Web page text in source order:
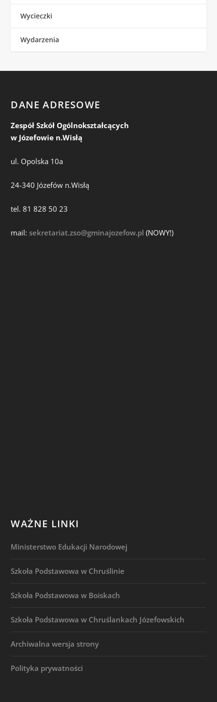
Wycieczki
Wydarzenia
DANE ADRESOWE
Zespół Szkół Ogólnokształcących
w Józefowie n.Wisłą
ul. Opolska 10a
24-340 Józefów n.Wisłą
tel. 81 828 50 23
mail:sekretariat.zso@gminajozefow.pl (NOWY!)
WAŻNE LINKI
Ministerstwo Edukacji Narodowej
Szkoła Podstawowa w Chruślinie
Szkoła Podstawowa w Boiskach
Szkoła Podstawowa w Chruślankach Józefowskich
Archiwalna wersja strony
Polityka prywatności